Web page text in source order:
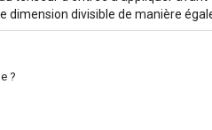
dimension divisible de manière
?